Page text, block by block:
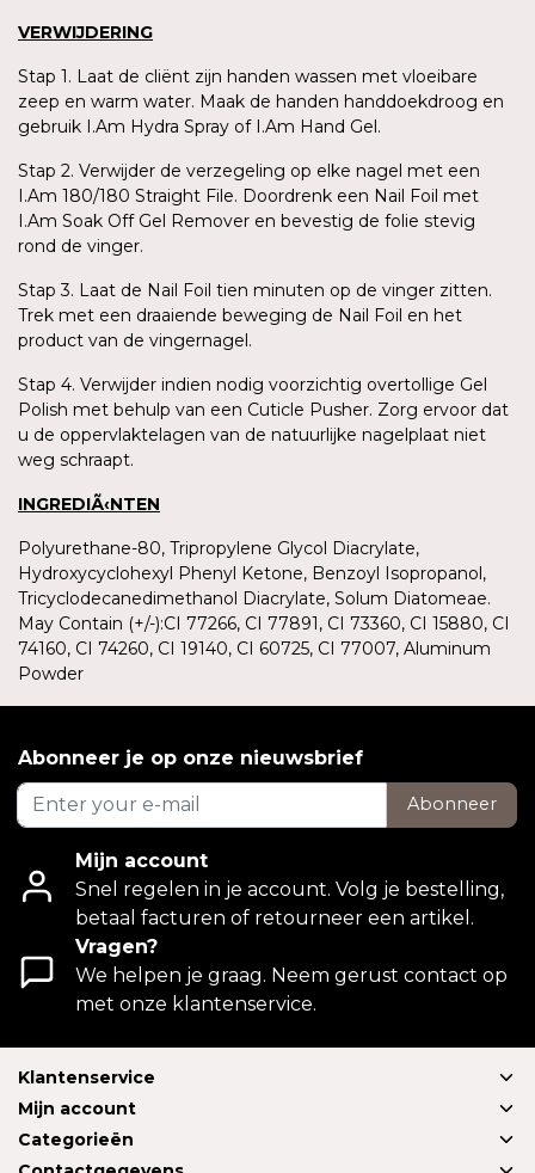
VERWIJDERING
Stap 1. Laat de cliënt zijn handen wassen met vloeibare
zeep en warm water. Maak de handen handdoekdroog en
gebruik I.Am Hydra Spray of I.Am Hand Gel.
Stap 2. Verwijder de verzegeling op elke nagel met een
I.Am 180/180 Straight File. Doordrenk een Nail Foil met
I.Am Soak Off Gel Remover en bevestig de folie stevig
rond de vinger.
Stap 3. Laat de Nail Foil tien minuten op de vinger zitten.
Trek met een draaiende beweging de Nail Foil en het
product van de vingernagel.
Stap 4. Verwijder indien nodig voorzichtig overtollige Gel
Polish met behulp van een Cuticle Pusher. Zorg ervoor dat
u de oppervlaktelagen van de natuurlijke nagelplaat niet
weg schraapt.
INGREDIÃ‹NTEN
Polyurethane-80, Tripropylene Glycol Diacrylate,
Hydroxycyclohexyl Phenyl Ketone, Benzoyl Isopropanol,
Tricyclodecanedimethanol Diacrylate, Solum Diatomeae.
May Contain (+/-):CI 77266, CI 77891, CI 73360, CI 15880, CI
74160, CI 74260, CI 19140, CI 60725, CI 77007, Aluminum
Powder
Abonneer je op onze nieuwsbrief
Abonneer
Mijn account
Snel regelen in je account. Volg je bestelling,
betaal facturen of retourneer een artikel.
Vragen?
We helpen je graag. Neem gerust contact op
met onze klantenservice.
Klantenservice
Mijn account
Categorieën